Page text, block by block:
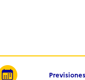
Previsiones